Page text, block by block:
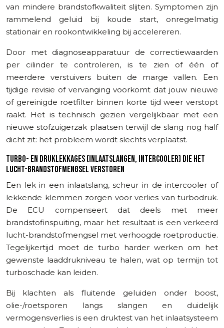
van mindere brandstofkwaliteit slijten. Symptomen zijn
rammelend geluid bij koude start, onregelmatig
stationair en rookontwikkeling bij accelereren.
Door met diagnoseapparatuur de correctiewaarden
per cilinder te controleren, is te zien of één of
meerdere verstuivers buiten de marge vallen. Een
tijdige revisie of vervanging voorkomt dat jouw nieuwe
of gereinigde roetfilter binnen korte tijd weer verstopt
raakt. Het is technisch gezien vergelijkbaar met een
nieuwe stofzuigerzak plaatsen terwijl de slang nog half
dicht zit: het probleem wordt slechts verplaatst.
TURBO- EN DRUKLEKKAGES (INLAATSLANGEN, INTERCOOLER) DIE HET
LUCHT-BRANDSTOFMENGSEL VERSTOREN
Een lek in een inlaatslang, scheur in de intercooler of
lekkende klemmen zorgen voor verlies van turbodruk.
De ECU compenseert dat deels met meer
brandstofinspuiting, maar het resultaat is een verkeerd
lucht-brandstofmengsel met verhoogde roetproductie.
Tegelijkertijd moet de turbo harder werken om het
gewenste laaddrukniveau te halen, wat op termijn tot
turboschade kan leiden.
Bij klachten als fluitende geluiden onder boost,
olie-/roetsporen langs slangen en duidelijk
vermogensverlies is een druktest van het inlaatsysteem